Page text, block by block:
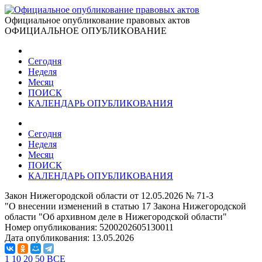
Официальное опубликование правовых актов
ОФИЦИАЛЬНОЕ ОПУБЛИКОВАНИЕ
Сегодня
Неделя
Месяц
ПОИСК
КАЛЕНДАРЬ ОПУБЛИКОВАНИЯ
Сегодня
Неделя
Месяц
ПОИСК
КАЛЕНДАРЬ ОПУБЛИКОВАНИЯ
Закон Нижегородской области от 12.05.2026 № 71-З
"О внесении изменений в статью 17 Закона Нижегородской
области "Об архивном деле в Нижегородской области"
Номер опубликования: 5200202605130011
Дата опубликования: 13.05.2026
1 10 20 50 ВСЕ